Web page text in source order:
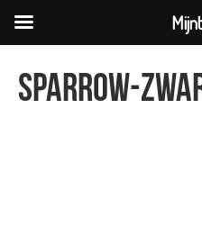
sparrow-